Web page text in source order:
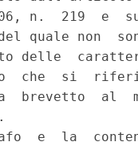
n.  219  e
quale non
delle
che  si
brevetto  al
e  la